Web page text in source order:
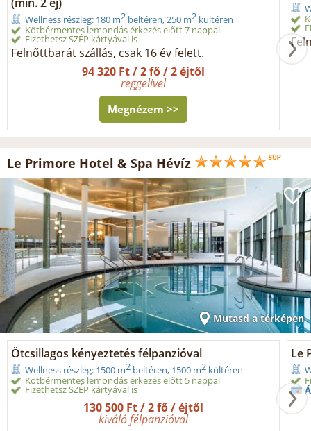
Wellness részleg: 180 m2 beltéren, 250 m2 kültéren
Kötbérmentes lemondás érkezés előtt 7 nappal
Fizethetsz SZÉP kártyával is
Felnőttbarát szállás, csak 16 év felett.
94 320 Ft / 2 fő / 2 éjtől
reggelivel
Megnézem >>
Le Primore Hotel & Spa Hévíz
Mutasd a térképen
Ötcsillagos kényeztetés félpanzióval
Wellness részleg: 1500 m2 beltéren, 1500 m2 kültéren
Kötbérmentes lemondás érkezés előtt 5 nappal
Fizethetsz SZÉP kártyával is
130 500 Ft / 2 fő / éjtől
kiváló félpanzióval
Le